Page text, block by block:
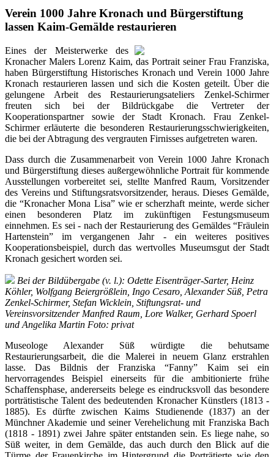
Verein 1000 Jahre Kronach und Bürgerstiftung
lassen Kaim-Gemälde restaurieren
Eines der Meisterwerke des
Kronacher Malers Lorenz Kaim, das Portrait seiner Frau Franziska,
haben Bürgerstiftung Historisches Kronach und Verein 1000 Jahre
Kronach restaurieren lassen und sich die Kosten geteilt. Über die
gelungene Arbeit des Restaurierungsateliers Zenkel-Schirmer
freuten sich bei der Bildrückgabe die Vertreter der
Kooperationspartner sowie der Stadt Kronach. Frau Zenkel-
Schirmer erläuterte die besonderen Restaurierungsschwierigkeiten,
die bei der Abtragung des vergrauten Firnisses aufgetreten waren.
Dass durch die Zusammenarbeit von Verein 1000 Jahre Kronach
und Bürgerstiftung dieses außergewöhnliche Portrait für kommende
Ausstellungen vorbereitet sei, stellte Manfred Raum, Vorsitzender
des Vereins und Stiftungsratsvorsitzender, heraus. Dieses Gemälde,
die “Kronacher Mona Lisa” wie er scherzhaft meinte, werde sicher
einen besonderen Platz im zukünftigen Festungsmuseum
einnehmen. Es sei - nach der Restaurierung des Gemäldes “Fräulein
Hartenstein” im vergangenen Jahr - ein weiteres positives
Kooperationsbeispiel, durch das wertvolles Museumsgut der Stadt
Kronach gesichert worden sei.
Bei der Bildübergabe (v. l.): Odette Eisenträger-Sarter, Heinz
Köhler, Wolfgang Beiergrößlein, Ingo Cesaro, Alexander Süß, Petra
Zenkel-Schirmer, Stefan Wicklein, Stiftungsrat- und
Vereinsvorsitzender Manfred Raum, Lore Walker, Gerhard Spoerl
und Angelika Martin Foto: privat
Museologe Alexander Süß würdigte die behutsame
Restaurierungsarbeit, die die Malerei in neuem Glanz erstrahlen
lasse. Das Bildnis der Franziska “Fanny” Kaim sei ein
hervorragendes Beispiel einerseits für die ambitionierte frühe
Schaffensphase, andererseits belege es eindrucksvoll das besondere
porträtistische Talent des bedeutenden Kronacher Künstlers (1813 -
1885). Es dürfte zwischen Kaims Studienende (1837) an der
Münchner Akademie und seiner Verehelichung mit Franziska Bach
(1818 - 1891) zwei Jahre später entstanden sein. Es liege nahe, so
Süß weiter, in dem Gemälde, das auch durch den Blick auf die